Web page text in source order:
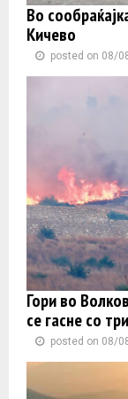
Во
Кичево
posted on 08/
Гори во
се гасне со
posted on 08/